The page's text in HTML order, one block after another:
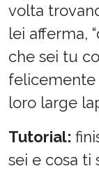
volta
lei afferma,
che sei tu
felicemente
loro large
Tutorial:
sei e cosa ti